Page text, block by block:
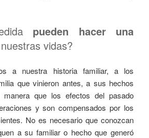
pueden hacer una
vidas?
a nuestra historia familiar, a los
que vinieron antes, a sus hechos
que los efectos del pasado
y son compensados por los
No es necesario que conozcan
a su familiar o hecho que generó